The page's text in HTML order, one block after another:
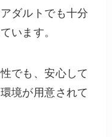
ダルトでも十分
います。
でも、安心して
境が用意されて